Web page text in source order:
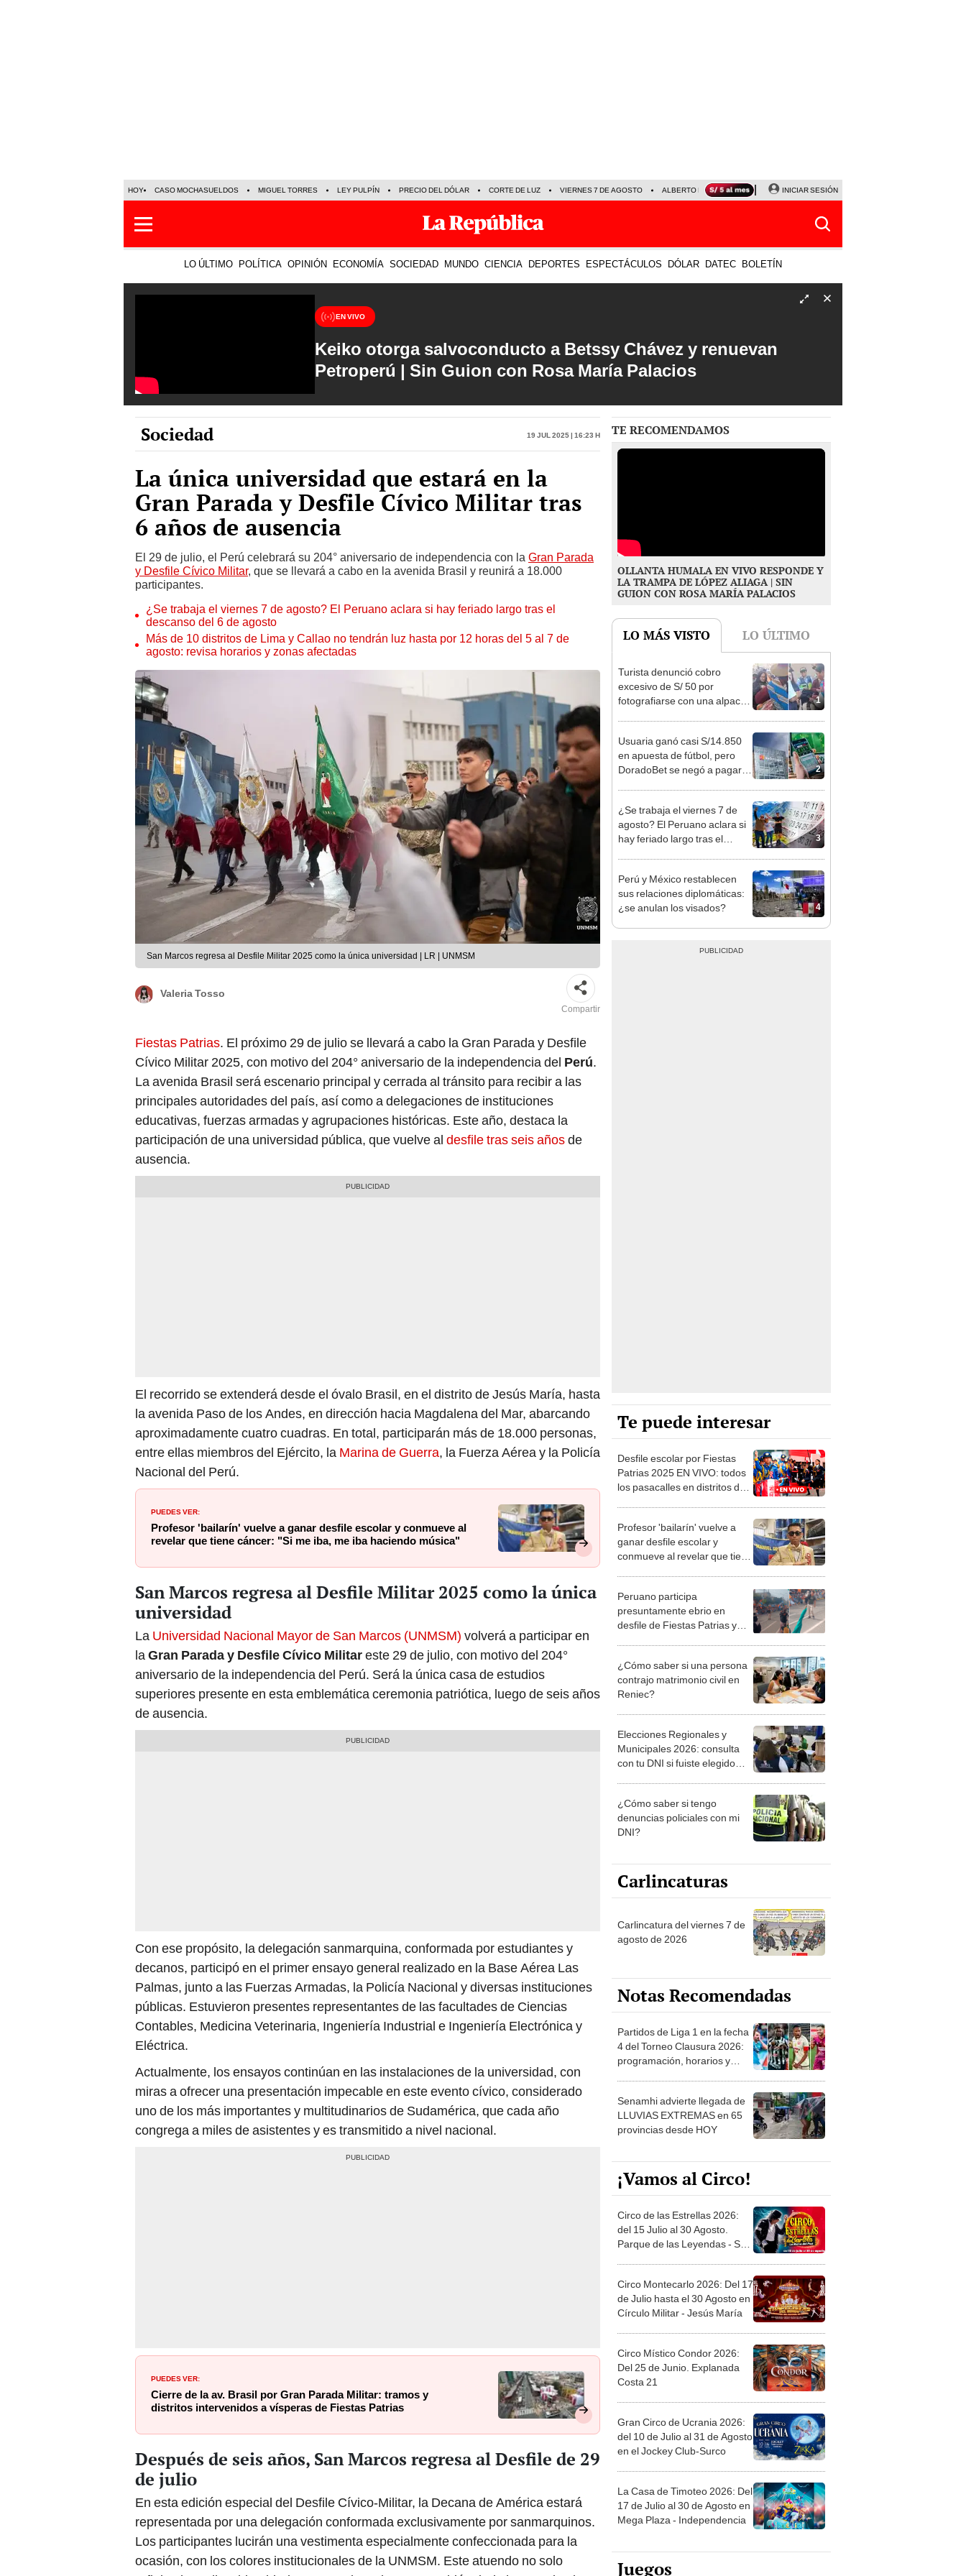
HOY CASO MOCHASUELDOS MIGUEL TORRES LEY PULPÍN PRECIO DEL DÓLAR CORTE DE LUZ VIERNES 7 DE AGOSTO ALBERTO BENAVIDES NALDY SALDAÑA
INICIAR SESIÓN
LO ÚLTIMO POLÍTICA OPINIÓN ECONOMÍA SOCIEDAD MUNDO CIENCIA DEPORTES ESPECTÁCULOS DÓLAR DATEC BOLETÍN
EN VIVO
Keiko otorga salvoconducto a Betssy Chávez y renuevan
Petroperú | Sin Guion con Rosa María Palacios
Sociedad 19 Jul 2025 | 16:23 h
La única universidad que estará en la
Gran Parada y Desfile Cívico Militar tras
6 años de ausencia
El 29 de julio, el Perú celebrará su 204° aniversario de independencia con la Gran Parada
y Desfile Cívico Militar, que se llevará a cabo en la avenida Brasil y reunirá a 18.000
participantes.
¿Se trabaja el viernes 7 de agosto? El Peruano aclara si hay feriado largo tras el
descanso del 6 de agosto
Más de 10 distritos de Lima y Callao no tendrán luz hasta por 12 horas del 5 al 7 de
agosto: revisa horarios y zonas afectadas
San Marcos regresa al Desfile Militar 2025 como la única universidad | LR | UNMSM
Valeria Tosso
Compartir
Fiestas Patrias. El próximo 29 de julio se llevará a cabo la Gran Parada y Desfile
Cívico Militar 2025, con motivo del 204° aniversario de la independencia del Perú.
La avenida Brasil será escenario principal y cerrada al tránsito para recibir a las
principales autoridades del país, así como a delegaciones de instituciones
educativas, fuerzas armadas y agrupaciones históricas. Este año, destaca la
participación de una universidad pública, que vuelve al desfile tras seis añosde
ausencia.
El recorrido se extenderá desde el óvalo Brasil, en el distrito de Jesús María, hasta
la avenida Paso de los Andes, en dirección hacia Magdalena del Mar, abarcando
aproximadamente cuatro cuadras. En total, participarán más de 18.000 personas,
entre ellas miembros del Ejército, la Marina de Guerra, la Fuerza Aérea y la Policía
Nacional del Perú.
PUEDES VER:
Profesor 'bailarín' vuelve a ganar desfile escolar y conmueve al
revelar que tiene cáncer: "Si me iba, me iba haciendo música"
San Marcos regresa al Desfile Militar 2025 como la única
universidad
La Universidad Nacional Mayor de San Marcos (UNMSM) volverá a participar en
la Gran Parada y Desfile Cívico Militareste 29 de julio, con motivo del 204°
aniversario de la independencia del Perú. Será la única casa de estudios
superiores presente en esta emblemática ceremonia patriótica, luego de seis años
de ausencia.
Con ese propósito, la delegación sanmarquina, conformada por estudiantes y
decanos, participó en el primer ensayo general realizado en la Base Aérea Las
Palmas, junto a las Fuerzas Armadas, la Policía Nacional y diversas instituciones
públicas. Estuvieron presentes representantes de las facultades de Ciencias
Contables, Medicina Veterinaria, Ingeniería Industrial e Ingeniería Electrónica y
Eléctrica.
Actualmente, los ensayos continúan en las instalaciones de la universidad, con
miras a ofrecer una presentación impecable en este evento cívico, considerado
uno de los más importantes y multitudinarios de Sudamérica, que cada año
congrega a miles de asistentes y es transmitido a nivel nacional.
PUEDES VER:
Cierre de la av. Brasil por Gran Parada Militar: tramos y
distritos intervenidos a vísperas de Fiestas Patrias
Después de seis años, San Marcos regresa al Desfile de 29
de julio
En esta edición especial del Desfile Cívico-Militar, la Decana de América estará
representada por una delegación conformada exclusivamente por sanmarquinos.
Los participantes lucirán una vestimenta especialmente confeccionada para la
ocasión, con los colores institucionales de la UNMSM. Este atuendo no solo
TE RECOMENDAMOS
OLLANTA HUMALA EN VIVO RESPONDE Y
LA TRAMPA DE LÓPEZ ALIAGA | SIN
GUION CON ROSA MARÍA PALACIOS
LO MÁS VISTO LO ÚLTIMO
1
Turista denunció cobro
excesivo de S/ 50 por
fotografiarse con una alpaca
2
Usuaria ganó casi S/14.850
en apuesta de fútbol, pero
DoradoBet se negó a pagar:
3
¿Se trabaja el viernes 7 de
agosto? El Peruano aclara si
hay feriado largo tras el
4
Perú y México restablecen
sus relaciones diplomáticas:
¿se anulan los visados?
Te puede interesar
Desfile escolar por Fiestas
Patrias 2025 EN VIVO: todos
los pasacalles en distritos de
Profesor 'bailarín' vuelve a
ganar desfile escolar y
conmueve al revelar que tiene
Peruano participa
presuntamente ebrio en
desfile de Fiestas Patrias y
¿Cómo saber si una persona
contrajo matrimonio civil en
Reniec?
Elecciones Regionales y
Municipales 2026: consulta
con tu DNI si fuiste elegido
la ONPE
¿Cómo saber si tengo
denuncias policiales con mi
DNI?
Carlincaturas
Carlincatura del viernes 7 de
agosto de 2026
Notas Recomendadas
Partidos de Liga 1 en la fecha
4 del Torneo Clausura 2026:
programación, horarios y
Senamhi advierte llegada de
LLUVIAS EXTREMAS en 65
provincias desde HOY
¡Vamos al Circo!
Circo de las Estrellas 2026:
del 15 Julio al 30 Agosto.
Parque de las Leyendas - San
Circo Montecarlo 2026: Del 17
de Julio hasta el 30 Agosto en
Círculo Militar - Jesús María
Circo Místico Condor 2026:
Del 25 de Junio. Explanada
Costa 21
Gran Circo de Ucrania 2026:
del 10 de Julio al 31 de Agosto
en el Jockey Club-Surco
La Casa de Timoteo 2026: Del
17 de Julio al 30 de Agosto en
Mega Plaza - Independencia
Juegos